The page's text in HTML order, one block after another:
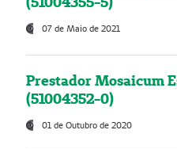
07 de Maio de 2021
Prestador Mosaicum
(51004352-0)
01 de Outubro de 2020